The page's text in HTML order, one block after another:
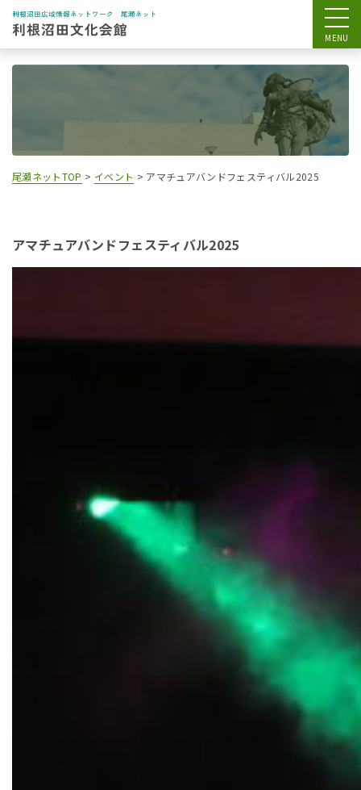
尾瀬ネットTOP > イベント > アマチュアバンドフェスティバル2025
アマチュアバンドフェスティバル2025